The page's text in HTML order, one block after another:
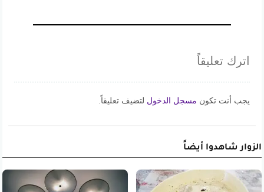
اترك تعليقاً
يجب أنت تكون مسجل الدخول لتضيف تعليقاً.
الزوار شاهدوا أيضاً